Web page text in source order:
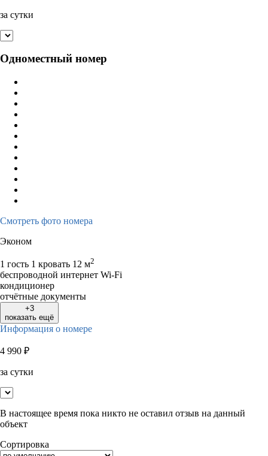
за сутки
Одноместный номер
Смотреть фото номера
Эконом
1 гость 1 кровать 12 м2
беспроводной интернет Wi-Fi
кондиционер
отчётные документы
+3
показать ещё
Информация о номере
4 990 ₽
за сутки
В настоящее время пока никто не оставил отзыв на данный
объект
Сортировка